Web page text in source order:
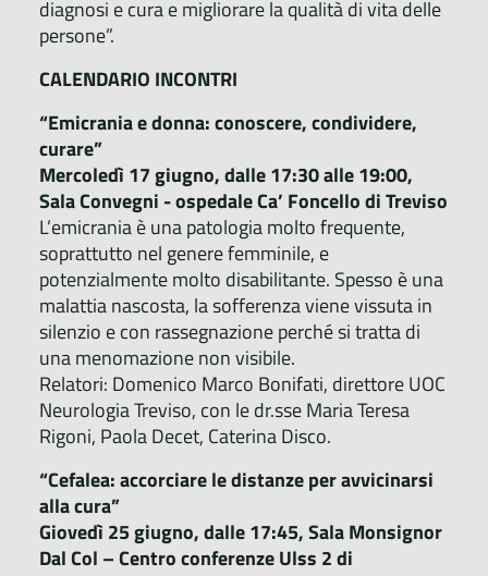
diagnosi e cura e migliorare la qualità di vita delle
persone”.
CALENDARIO INCONTRI
“Emicrania e donna: conoscere, condividere,
curare”
Mercoledì 17 giugno, dalle 17:30 alle 19:00,
Sala Convegni - ospedale Ca’ Foncello di Treviso
L’emicrania è una patologia molto frequente,
soprattutto nel genere femminile, e
potenzialmente molto disabilitante. Spesso è una
malattia nascosta, la sofferenza viene vissuta in
silenzio e con rassegnazione perché si tratta di
una menomazione non visibile.
Relatori: Domenico Marco Bonifati, direttore UOC
Neurologia Treviso, con le dr.sse Maria Teresa
Rigoni, Paola Decet, Caterina Disco.
“Cefalea: accorciare le distanze per avvicinarsi
alla cura”
Giovedì 25 giugno, dalle 17:45, Sala Monsignor
Dal Col – Centro conferenze Ulss 2 di